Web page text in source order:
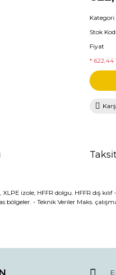
Kategori
Stok
Fiyat
* 622,44
izole, HFFR dolgu. HFFR dış
- Teknik Veriler Maks.